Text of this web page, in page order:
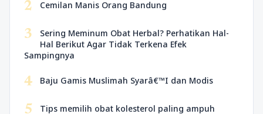
2 Cemilan Manis Orang Bandung
3
Sering Meminum Obat Herbal? Perhatikan Hal-
Hal Berikut Agar Tidak Terkena Efek
Sampingnya
4 Baju Gamis Muslimah Syarâ€™I dan Modis
5 Tips memilih obat kolesterol paling ampuh